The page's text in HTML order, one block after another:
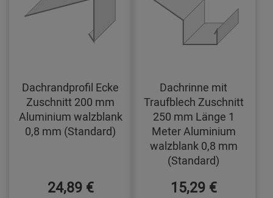
Dachrandprofil Ecke
Zuschnitt 200 mm
Aluminium walzblank
0,8 mm (Standard)
24,89 €
Dachrinne mit
Traufblech Zuschnitt
250 mm Länge 1
Meter Aluminium
walzblank 0,8 mm
(Standard)
15,29 €